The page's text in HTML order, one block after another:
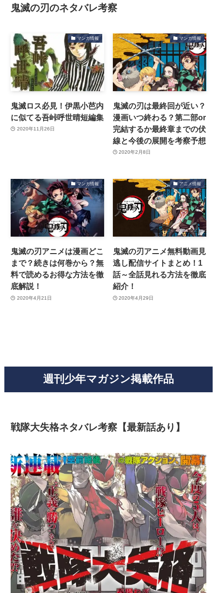
鬼滅の刃のネタバレ考察
マンガ情報
鬼滅ロス必見！伊黒小芭内
に似てる吾峠呼世晴短編集
2020年11月26日
マンガ情報
鬼滅の刃は最終回が近い？
漫画いつ終わる？第二部or
完結するか最終章までの伏
線と今後の展開を考察予想
2020年2月8日
マンガ情報
鬼滅の刃アニメは漫画どこ
まで？続きは何巻から？無
料で読めるお得な方法を徹
底解説！
2020年4月21日
アニメ情報
鬼滅の刃アニメ無料動画見
逃し配信サイトまとめ！1
話～全話見れる方法を徹底
紹介！
2020年4月29日
週刊少年マガジン掲載作品
戦隊大失格ネタバレ考察【最新話あり】